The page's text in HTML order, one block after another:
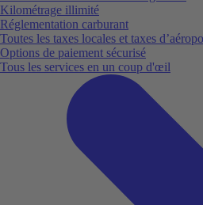
Kilométrage illimité
Réglementation carburant
Toutes les taxes locales et taxes
Options de paiement sécurisé
Tous les services en un coup d'œil